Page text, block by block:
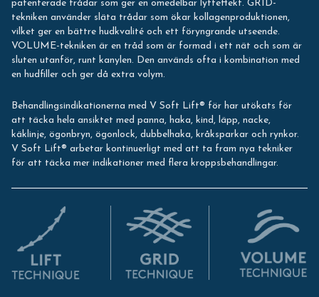
patenterade trådar som ger en omedelbar lyfteffekt. GRID-
tekniken använder släta trådar som ökar kollagenproduktionen,
vilket ger en bättre hudkvalité och ett föryngrande utseende.
VOLUME-tekniken är en tråd som är formad i ett nät och som är
sluten utanför, runt kanylen. Den används ofta i kombination med
en hudfiller och ger då extra volym.
Behandlingsindikationerna med V Soft Lift® för har utökats för
att täcka hela ansiktet med panna, haka, kind, läpp, nacke,
käklinje, ögonbryn, ögonlock, dubbelhaka, kråksparkar och rynkor.
V Soft Lift® arbetar kontinuerligt med att ta fram nya tekniker
för att täcka mer indikationer med flera kroppsbehandlingar.